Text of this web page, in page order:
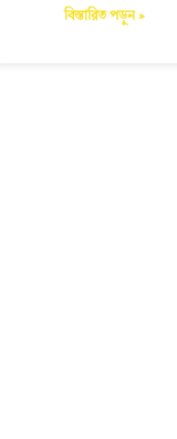
বিস্তারিত পড়ুন »